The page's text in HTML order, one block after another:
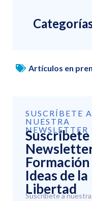
Artículos en
SUSCRÍBETE A
NUESTRA
NEWSLETTER
Suscríbete
Formación
Ideas de la
Libertad
Suscríbete a nuestra